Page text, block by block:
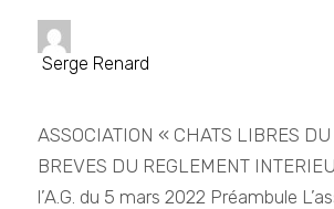
Serge Renard
ASSOCIATION « CHATS LIBRES
BREVES DU REGLEMENT
l’A.G. du 5 mars 2022 Préambule